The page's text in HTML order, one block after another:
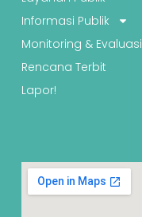
Informasi Publik
Monitoring & Evaluasi
Rencana Terbit
Lapor!